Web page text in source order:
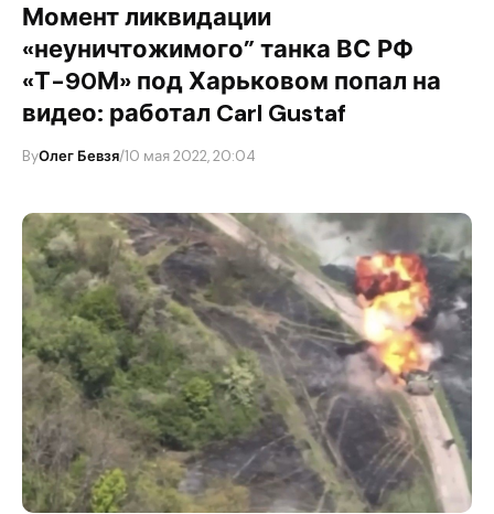
​Момент ликвидации
«неуничтожимого” танка ВС РФ
«Т-90М» под Харьковом попал на
видео: работал Carl Gustaf
ByОлег Бевзя/10 мая 2022, 20:04